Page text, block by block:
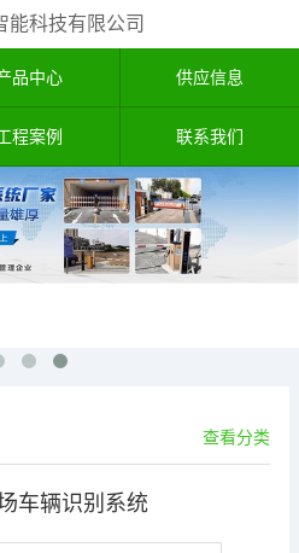
能科技有限公司
品中心 供应信息
程案例 联系我们
查看分类
车辆识别系统